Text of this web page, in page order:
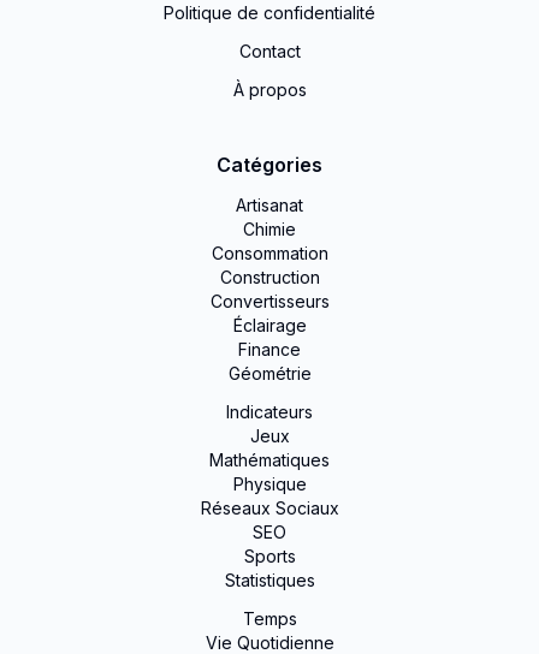
Politique de confidentialité
Contact
À propos
Catégories
Artisanat
Chimie
Consommation
Construction
Convertisseurs
Éclairage
Finance
Géométrie
Indicateurs
Jeux
Mathématiques
Physique
Réseaux Sociaux
SEO
Sports
Statistiques
Temps
Vie Quotidienne